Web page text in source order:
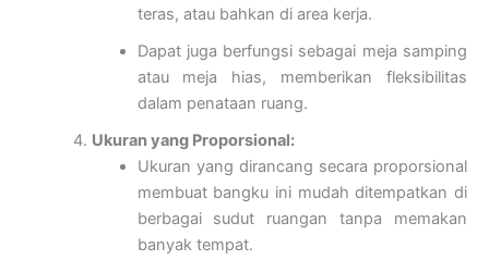
teras, atau bahkan di area kerja.
Dapat juga berfungsi sebagai meja samping
atau meja hias, memberikan fleksibilitas
dalam penataan ruang.
Ukuran yang Proporsional:
Ukuran yang dirancang secara proporsional
membuat bangku ini mudah ditempatkan di
berbagai sudut ruangan tanpa memakan
banyak tempat.